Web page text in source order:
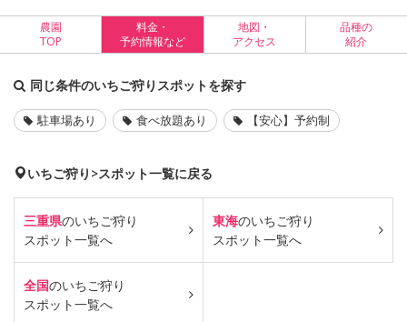
農園
TOP
料金・
予約情報など
地図・
アクセス
品種の
紹介
同じ条件のいちご狩りスポットを探す
駐車場あり 食べ放題あり 【安心】予約制
いちご狩り>スポット一覧に戻る
三重県のいちご狩り
スポット一覧へ
東海のいちご狩り
スポット一覧へ
全国のいちご狩り
スポット一覧へ